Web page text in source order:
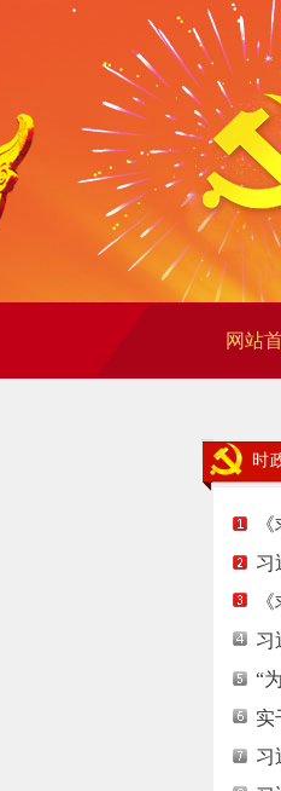
网站
时
习
习
“
习